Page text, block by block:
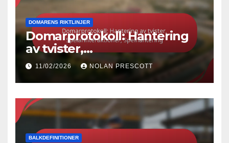
DOMARENS RIKTLINJER
Domarprotokoll: Hantering
av tvister,
Spelarinteraktioner,
Spelhantering
11/02/2026 NOLAN PRESCOTT
BALKDEFINITIONER